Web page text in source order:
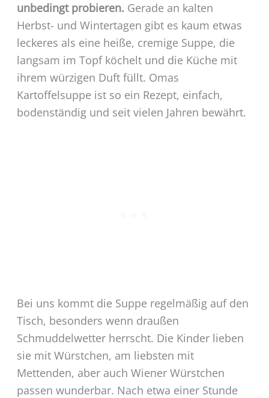
unbedingt probieren. Gerade an kalten
Herbst- und Wintertagen gibt es kaum etwas
leckeres als eine heiße, cremige Suppe, die
langsam im Topf köchelt und die Küche mit
ihrem würzigen Duft füllt. Omas
Kartoffelsuppe ist so ein Rezept, einfach,
bodenständig und seit vielen Jahren bewährt.
Bei uns kommt die Suppe regelmäßig auf den
Tisch, besonders wenn draußen
Schmuddelwetter herrscht. Die Kinder lieben
sie mit Würstchen, am liebsten mit
Mettenden, aber auch Wiener Würstchen
passen wunderbar. Nach etwa einer Stunde